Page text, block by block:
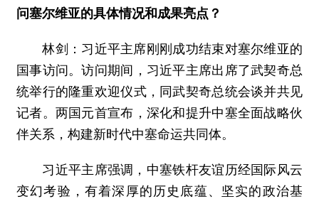
问塞尔维亚的具体情况和成果亮点？
林剑：习近平主席刚刚成功结束对塞尔维亚的
国事访问。访问期间，习近平主席出席了武契奇总
统举行的隆重欢迎仪式，同武契奇总统会谈并共见
记者。两国元首宣布，深化和提升中塞全面战略伙
伴关系，构建新时代中塞命运共同体。
习近平主席强调，中塞铁杆友谊历经国际风云
变幻考验，有着深厚的历史底蕴、坚实的政治基